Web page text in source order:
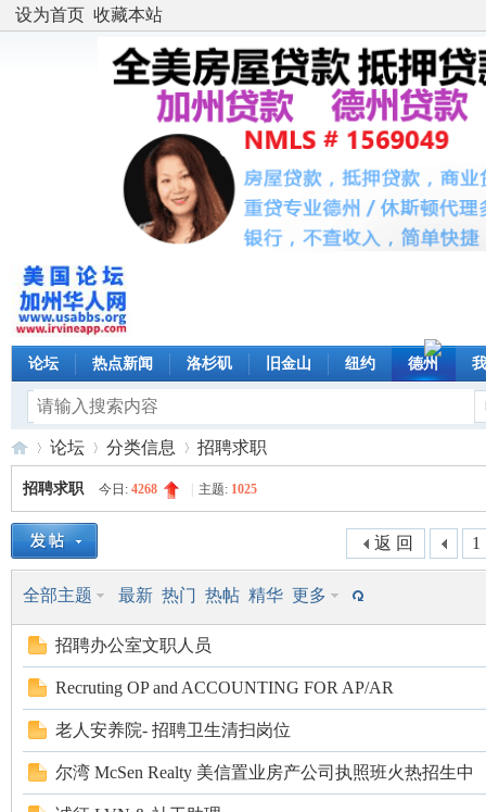
设为首页 收藏本站
论坛 热点新闻 洛杉矶 旧金山 纽约 德州
美
国
»
论坛 分类信息 招聘求职
招聘求职 今日: 4268 主题: 1025
1
返 回
全部主题 最新 热门 热帖 精华 更多
招聘办公室文职人员
Recruting OP and ACCOUNTING FOR AP/AR
老人安养院- 招聘卫生清扫岗位
尔湾 McSen Realty 美信置业房产公司执照班火热招生中